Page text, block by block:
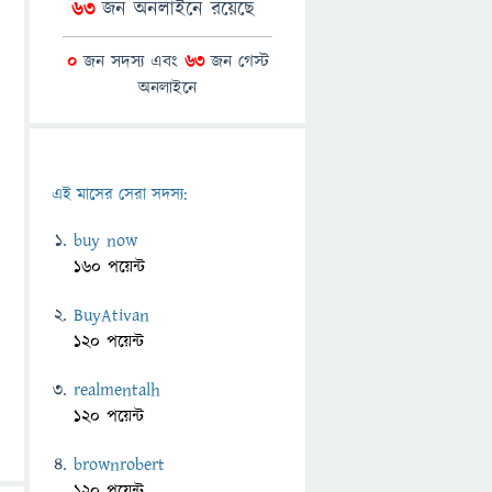
63জন অনলাইনে রয়েছে
0জন সদস্য এবং 63জন গেস্ট
অনলাইনে
এই মাসের সেরা সদস্য:
buy now
160 পয়েন্ট
BuyAtivan
120 পয়েন্ট
realmentalh
120 পয়েন্ট
brownrobert